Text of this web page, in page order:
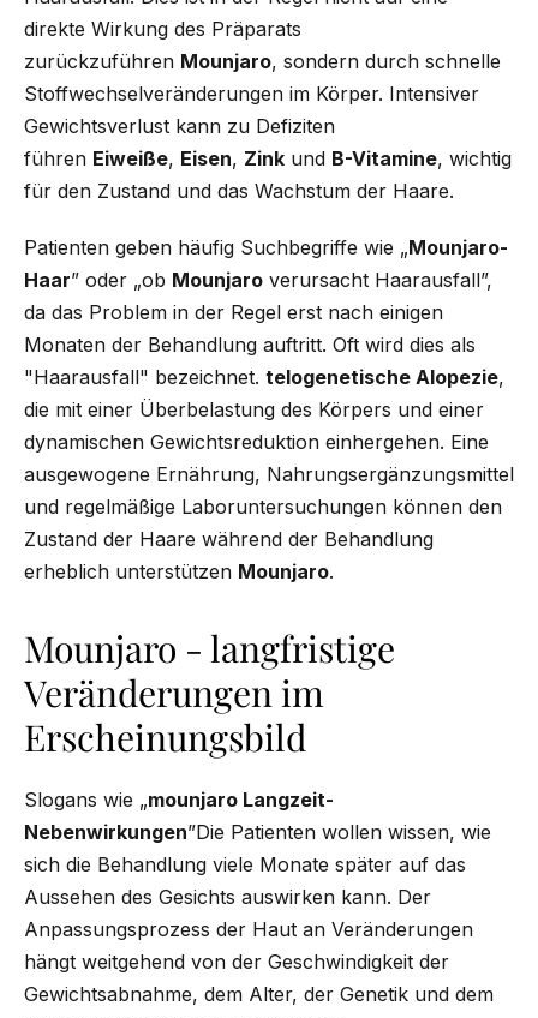
direkte Wirkung des Präparats
zurückzuführen Mounjaro, sondern durch schnelle
Stoffwechselveränderungen im Körper. Intensiver
Gewichtsverlust kann zu Defiziten
führen Eiweiße, Eisen, Zink und B-Vitamine, wichtig
für den Zustand und das Wachstum der Haare.
Patienten geben häufig Suchbegriffe wie „Mounjaro-
Haar” oder „ob Mounjaro verursacht Haarausfall”,
da das Problem in der Regel erst nach einigen
Monaten der Behandlung auftritt. Oft wird dies als
"Haarausfall" bezeichnet. telogenetische Alopezie,
die mit einer Überbelastung des Körpers und einer
dynamischen Gewichtsreduktion einhergehen. Eine
ausgewogene Ernährung, Nahrungsergänzungsmittel
und regelmäßige Laboruntersuchungen können den
Zustand der Haare während der Behandlung
erheblich unterstützen Mounjaro.
Mounjaro - langfristige
Veränderungen im
Erscheinungsbild
Slogans wie „mounjaro Langzeit-
Nebenwirkungen”Die Patienten wollen wissen, wie
sich die Behandlung viele Monate später auf das
Aussehen des Gesichts auswirken kann. Der
Anpassungsprozess der Haut an Veränderungen
hängt weitgehend von der Geschwindigkeit der
Gewichtsabnahme, dem Alter, der Genetik und dem